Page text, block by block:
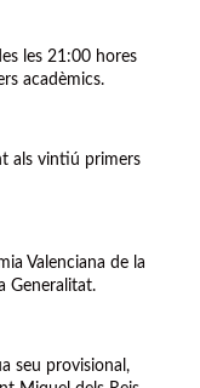
les 21:00 hores
acadèmics.
als vintiú primers
Valenciana de la
Generalitat.
seu provisional,